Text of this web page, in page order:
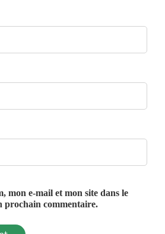
mon e-mail et mon site dans le
prochain commentaire.